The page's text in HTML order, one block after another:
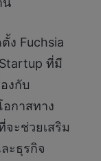
ง Fuchsia
ที่มี
งกับ
กาสทาง
ะช่วยเสริม
ะธุรกิจ